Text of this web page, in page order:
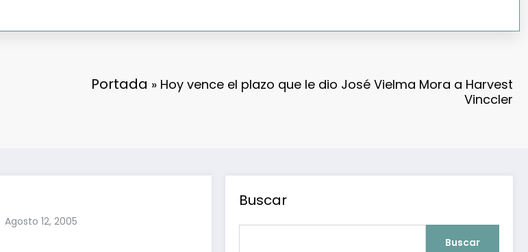
Portada » Hoy vence el plazo que le dio José Vielma Mora a Harvest
Vinccler
Agosto 12, 2005
Buscar
Buscar